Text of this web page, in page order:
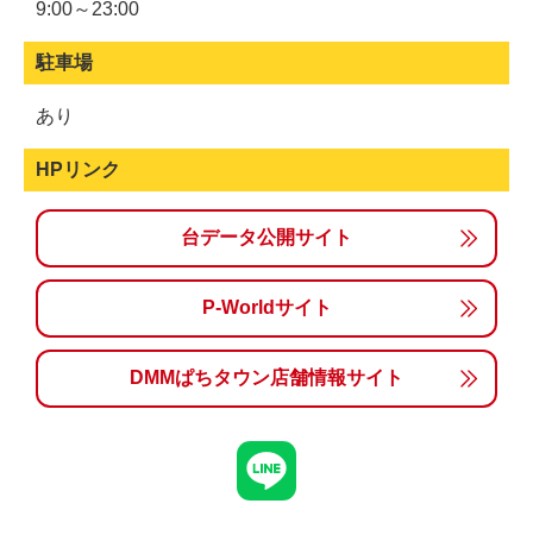
9:00～23:00
駐車場
あり
HPリンク
台データ公開サイト
P-Worldサイト
DMMぱちタウン店舗情報サイト